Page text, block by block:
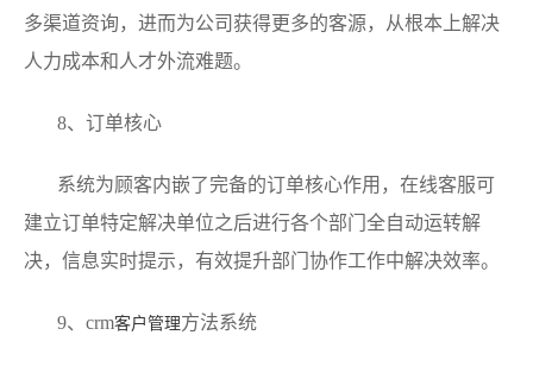
多渠道资询，进而为公司获得更多的客源，从根本上解决
人力成本和人才外流难题。
8、订单核心
系统为顾客内嵌了完备的订单核心作用，在线客服可
建立订单特定解决单位之后进行各个部门全自动运转解
决，信息实时提示，有效提升部门协作工作中解决效率。
9、crm客户管理方法系统